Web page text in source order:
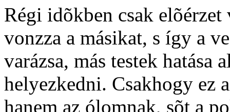
Régi idõkben csak
vonzza a másikat, s így a
varázsa, más testek hatása
helyezkedni. Csakhogy ez
hanem az ólomnak, sõt a